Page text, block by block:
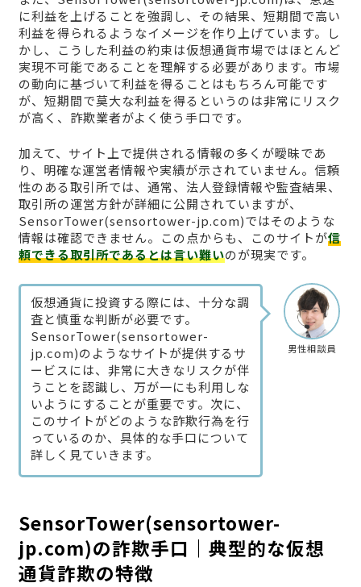
に利益を上げることを強調し、その結果、短期間で高い
利益を得られるようなイメージを作り上げています。し
かし、こうした利益の約束は仮想通貨市場ではほとんど
実現不可能であることを理解する必要があります。市場
の動向に基づいて利益を得ることはもちろん可能です
が、短期間で莫大な利益を得るというのは非常にリスク
が高く、詐欺業者がよく使う手口です。
加えて、サイト上で提供される情報の多くが曖昧であ
り、明確な運営者情報や実績が示されていません。信頼
性のある取引所では、通常、法人登録情報や監査結果、
取引所の運営方針が詳細に公開されていますが、
SensorTower(sensortower-jp.com)ではそのような
情報は確認できません。この点からも、このサイトが信
頼できる取引所であるとは言い難いのが現実です。
男性相談員
仮想通貨に投資する際には、十分な調
査と慎重な判断が必要です。
SensorTower(sensortower-
jp.com)のようなサイトが提供するサ
ービスには、非常に大きなリスクが伴
うことを認識し、万が一にも利用しな
いようにすることが重要です。次に、
このサイトがどのような詐欺行為を行
っているのか、具体的な手口について
詳しく見ていきます。
SensorTower(sensortower-
jp.com)の詐欺手口｜典型的な仮想
通貨詐欺の特徴